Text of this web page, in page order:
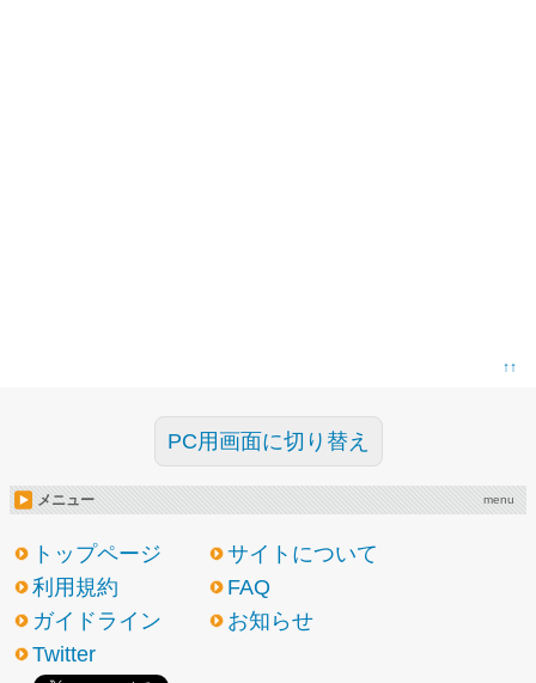
↑↑
PC用画面に切り替え
メニュー menu
トップページ
サイトについて
利用規約
FAQ
ガイドライン
お知らせ
Twitter